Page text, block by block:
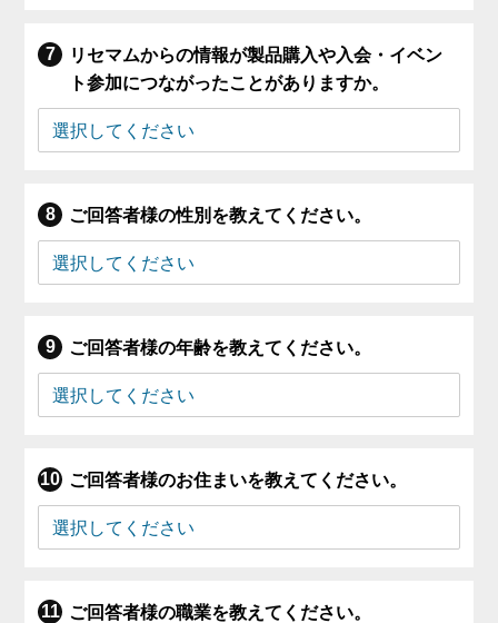
リセマムからの情報が製品購入や入会・イベン
ト参加につながったことがありますか。
ご回答者様の性別を教えてください。
ご回答者様の年齢を教えてください。
ご回答者様のお住まいを教えてください。
ご回答者様の職業を教えてください。